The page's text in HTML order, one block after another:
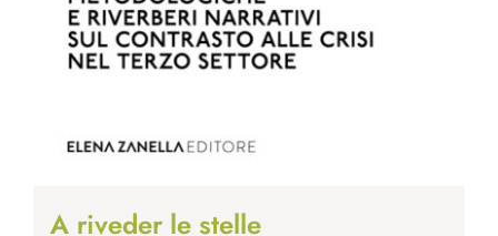
A riveder le stelle